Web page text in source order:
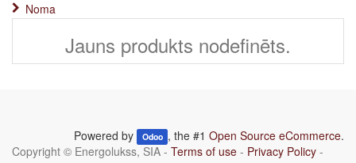
Noma
Jauns produkts nodefinēts.
Powered by Odoo , the #1 Open Source eCommerce.
Copyright © Energolukss, SIA - Terms of use - Privacy Policy -